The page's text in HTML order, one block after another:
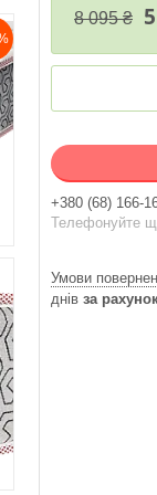
8 095 ₴
+380 (68) 166-
Телефонуйте
днів за